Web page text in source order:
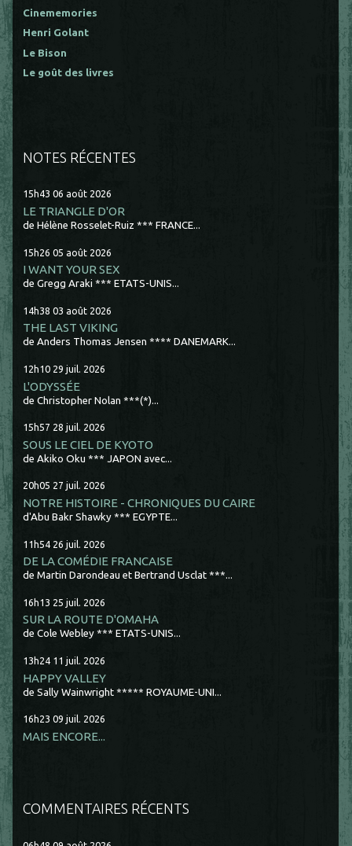
Cinememories
Henri Golant
Le Bison
Le goût des livres
NOTES RÉCENTES
15h43 06 août 2026
LE TRIANGLE D'OR
de Hélène Rosselet-Ruiz *** FRANCE...
15h26 05 août 2026
I WANT YOUR SEX
de Gregg Araki *** ETATS-UNIS...
14h38 03 août 2026
THE LAST VIKING
de Anders Thomas Jensen **** DANEMARK...
12h10 29 juil. 2026
L'ODYSSÉE
de Christopher Nolan ***(*)...
15h57 28 juil. 2026
SOUS LE CIEL DE KYOTO
de Akiko Oku *** JAPON avec...
20h05 27 juil. 2026
NOTRE HISTOIRE - CHRONIQUES DU CAIRE
d'Abu Bakr Shawky *** EGYPTE...
11h54 26 juil. 2026
DE LA COMÉDIE FRANCAISE
de Martin Darondeau et Bertrand Usclat ***...
16h13 25 juil. 2026
SUR LA ROUTE D'OMAHA
de Cole Webley *** ETATS-UNIS...
13h24 11 juil. 2026
HAPPY VALLEY
de Sally Wainwright ***** ROYAUME-UNI...
16h23 09 juil. 2026
MAIS ENCORE...
COMMENTAIRES RÉCENTS